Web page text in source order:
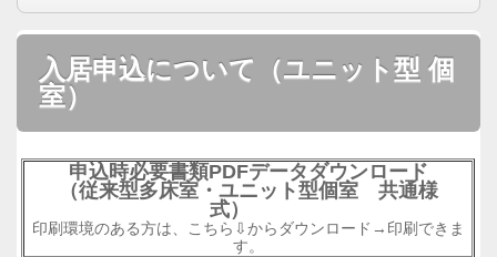
入居申込について（ユニット型 個
室）
申込時必要書類PDFデータダウンロード
（従来型多床室・ユニット型個室 共通様
式）
印刷環境のある方は、こちら⇩からダウンロード→印刷できま
す。